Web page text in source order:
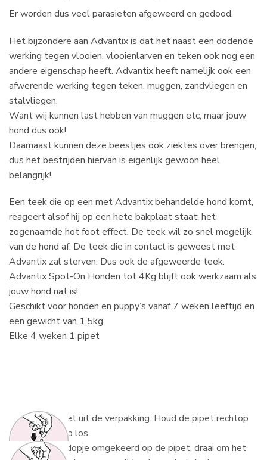
Er worden dus veel parasieten afgeweerd en gedood.
Het bijzondere aan Advantix is dat het naast een dodende
werking tegen vlooien, vlooienlarven en teken ook nog een
andere eigenschap heeft. Advantix heeft namelijk ook een
afwerende werking tegen teken, muggen, zandvliegen en
stalvliegen.
Want wij kunnen last hebben van muggen etc, maar jouw
hond dus ook!
Daarnaast kunnen deze beestjes ook ziektes over brengen,
dus het bestrijden hiervan is eigenlijk gewoon heel
belangrijk!
Een teek die op een met Advantix behandelde hond komt,
reageert alsof hij op een hete bakplaat staat: het
zogenaamde hot foot effect. De teek wil zo snel mogelijk
van de hond af. De teek die in contact is geweest met
Advantix zal sterven. Dus ook de afgeweerde teek.
Advantix Spot-On Honden tot 4Kg blijft ook werkzaam als
jouw hond nat is!
Geschikt voor honden en puppy’s vanaf 7 weken leeftijd en
een gewicht van 1.5kg
Elke 4 weken 1 pipet
1.Haal de pipet uit de verpakking. Houd de pipet rechtop
en draai de dop los.
2.Plaats het dopje omgekeerd op de pipet, draai om het